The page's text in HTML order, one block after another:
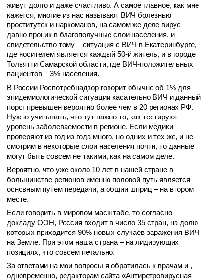
живут долго и даже счастливо. А самое главное, как мне
кажется, многие из нас называют ВИЧ болезнью
проституток и наркоманов, на самом же деле вирус
давно проник в благополучные слои населения, и
свидетельство тому – ситуация с ВИЧ в Екатеринбурге,
где носителем является каждый 50-й житель, и в городе
Тольятти Самарской области, где ВИЧ-положительных
пациентов – 3% населения.
В России Роспотребнадзор говорит обычно об 1% для
эпидемиологической ситуации касательно ВИЧ и данный
порог превышен вероятно более чем в 20 регионах РФ.
Нужно учитывать, что тут важно то, как тестируют
уровень заболеваемости в регионе. Если медики
проверяют из год из года много, но одних и тех же, и не
смотрим в некоторые слои населения почти, то данные
могут быть совсем не такими, как на самом деле.
Вероятно, что уже около 10 лет в нашей стране в
большинстве регионов именно половой путь является
основным путем передачи, а общий шприц – на втором
месте.
Если говорить в мировом масштабе, то согласно
докладу ООН, Россия входит в число 35 стран, на долю
которых приходится 90% новых случаев заражения ВИЧ
на Земле. При этом наша страна – на лидирующих
позициях, что совсем печально.
За ответами на мои вопросы я обратилась к врачам и ,
одновременно, редакторам сайта «Антиретровирусная